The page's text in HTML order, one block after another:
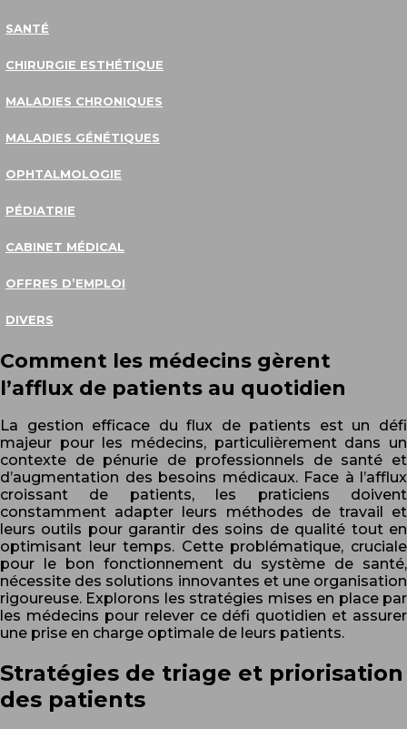
SANTÉ
CHIRURGIE ESTHÉTIQUE
MALADIES CHRONIQUES
MALADIES GÉNÉTIQUES
OPHTALMOLOGIE
PÉDIATRIE
CABINET MÉDICAL
OFFRES D’EMPLOI
DIVERS
Comment les médecins gèrent
l’afflux de patients au quotidien
La gestion efficace du flux de patients est un défi
majeur pour les médecins, particulièrement dans un
contexte de pénurie de professionnels de santé et
d’augmentation des besoins médicaux. Face à l’afflux
croissant de patients, les praticiens doivent
constamment adapter leurs méthodes de travail et
leurs outils pour garantir des soins de qualité tout en
optimisant leur temps. Cette problématique, cruciale
pour le bon fonctionnement du système de santé,
nécessite des solutions innovantes et une organisation
rigoureuse. Explorons les stratégies mises en place par
les médecins pour relever ce défi quotidien et assurer
une prise en charge optimale de leurs patients.
Stratégies de triage et priorisation
des patients